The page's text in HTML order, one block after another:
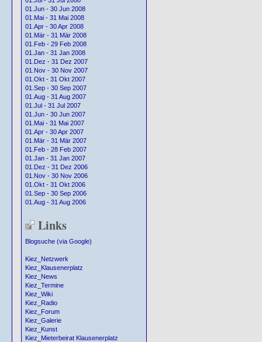
01.Jun - 30 Jun 2008
01.Mai - 31 Mai 2008
01.Apr - 30 Apr 2008
01.Mär - 31 Mär 2008
01.Feb - 29 Feb 2008
01.Jan - 31 Jan 2008
01.Dez - 31 Dez 2007
01.Nov - 30 Nov 2007
01.Okt - 31 Okt 2007
01.Sep - 30 Sep 2007
01.Aug - 31 Aug 2007
01.Jul - 31 Jul 2007
01.Jun - 30 Jun 2007
01.Mai - 31 Mai 2007
01.Apr - 30 Apr 2007
01.Mär - 31 Mär 2007
01.Feb - 28 Feb 2007
01.Jan - 31 Jan 2007
01.Dez - 31 Dez 2006
01.Nov - 30 Nov 2006
01.Okt - 31 Okt 2006
01.Sep - 30 Sep 2006
01.Aug - 31 Aug 2006
Links
Blogsuche (via Google)
Kiez_Netzwerk
Kiez_Klausenerplatz
Kiez_News
Kiez_Termine
Kiez_Wiki
Kiez_Radio
Kiez_Forum
Kiez_Galerie
Kiez_Kunst
Kiez_Mieterbeirat Klausenerplatz